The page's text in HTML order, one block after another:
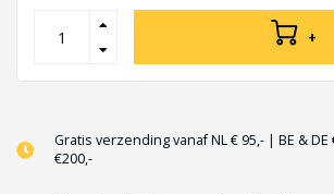
+
Gratis verzending vanaf NL € 95,- | BE &
€200,-